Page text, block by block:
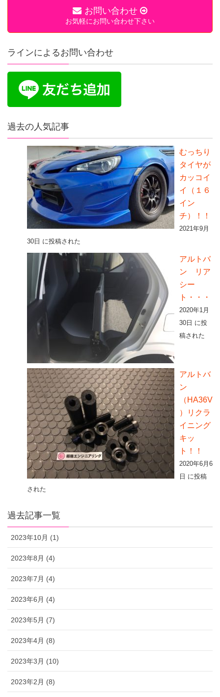
お問い合わせ
お気軽にお問い合わせ下さい
ラインによるお問い合わせ
過去の人気記事
むっちり
タイヤが
カッコイ
イ（１６
イン
チ）！！
2021年9月
30日 に投稿された
アルトバ
ン リア
シー
ト・・・
2020年1月
30日 に投
稿された
アルトバ
ン
（HA36V
）リクラ
イニング
キッ
ト！！
2020年6月6
日 に投稿
された
過去記事一覧
2023年10月 (1)
2023年8月 (4)
2023年7月 (4)
2023年6月 (4)
2023年5月 (7)
2023年4月 (8)
2023年3月 (10)
2023年2月 (8)